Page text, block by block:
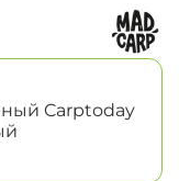
Carptoday